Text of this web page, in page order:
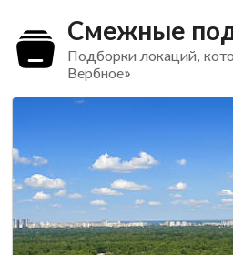
Смежные
Подборки локаций,
Вербное»